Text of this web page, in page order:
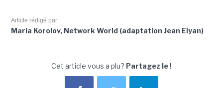
Article rédigé par
Maria Korolov, Network World (adaptation Jean Elyan)
Cet article vous a plu? Partagez le !